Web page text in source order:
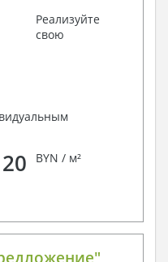
консультацию у
Вы можете любым
Реализуйте
свою
20 BYN / м²